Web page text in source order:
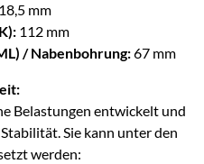
18,5 mm
112 mm
/ Nabenbohrung:67 mm
Belastungen entwickelt und
Sie kann unter den
werden: